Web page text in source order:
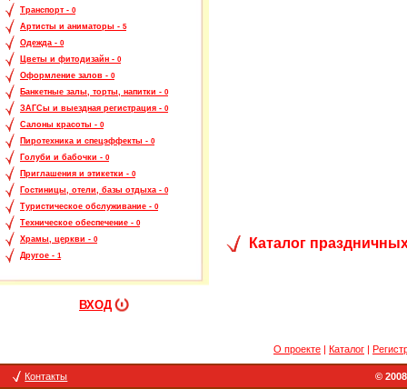
Транспорт - 0
Артисты и аниматоры - 5
Одежда - 0
Цветы и фитодизайн - 0
Оформление залов - 0
Банкетные залы, торты, напитки - 0
ЗАГСы и выездная регистрация - 0
Салоны красоты - 0
Пиротехника и спецэффекты - 0
Голуби и бабочки - 0
Приглашения и этикетки - 0
Гостиницы, отели, базы отдыха - 0
Туристическое обслуживание - 0
Техническое обеспечение - 0
Храмы, церкви - 0
Другое - 1
ВХОД
Каталог
О проекте Каталог
Контакты ©